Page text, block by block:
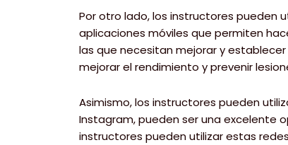
Por otro lado, los instructores pueden
aplicaciones móviles que permiten
las que necesitan mejorar y
mejorar el rendimiento y prevenir
Asimismo, los instructores pueden
Instagram, pueden ser una excelente
instructores pueden utilizar estas